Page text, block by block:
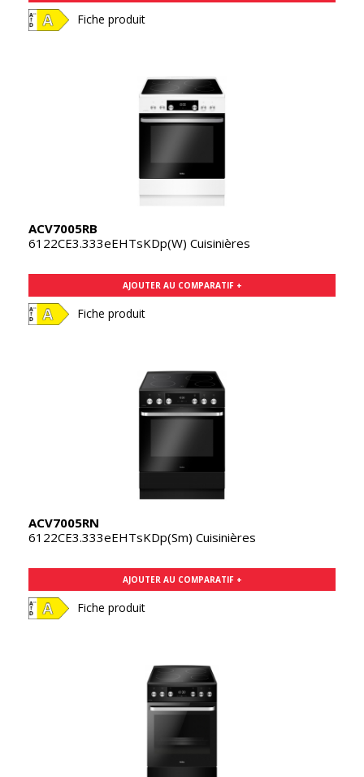
Fiche produit
ACV7005RB
6122CE3.333eEHTsKDp(W) Cuisinières
AJOUTER AU COMPARATIF +
Fiche produit
ACV7005RN
6122CE3.333eEHTsKDp(Sm) Cuisinières
AJOUTER AU COMPARATIF +
Fiche produit